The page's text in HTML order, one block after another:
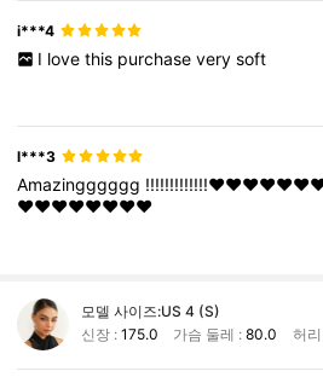
i***4
I love this purchase very soft
l***3
Amazingggggg
❤️❤️❤️❤️❤️❤️❤️❤️
모델 사이즈:US 4 (S)
신장 : 175.0 가슴 둘레 :80.0 허